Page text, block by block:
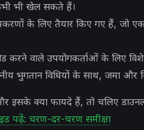
भी खेल सकते हैं।
के लिए तैयार किए गए हैं, जो एक
करने वाले उपयोगकर्ताओं के लिए
भुगतान विधियों के साथ, जमा और
क्या फायदे हैं, तो चलिए
पढ़ें: चरण-दर-चरण समीक्षा